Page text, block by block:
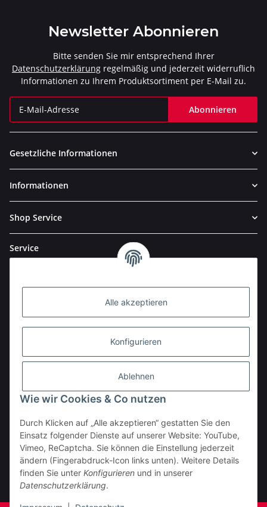
Alle akzeptieren
Konfigurieren
Ablehnen
Wie wir Cookies & Co nutzen
Durch Klicken auf „Alle akzeptieren“ gestatten Sie den
Einsatz folgender Dienste auf unserer Website: YouTube,
Vimeo, ReCaptcha. Sie können die Einstellung jederzeit
ändern (Fingerabdruck-Icon links unten). Weitere Details
finden Sie unter Konfigurieren und in unserer
Datenschutzerklärung.
Newsletter Abonnieren
Bitte senden Sie mir entsprechend Ihrer
Datenschutzerklärung regelmäßig und jederzeit widerruflich
Informationen zu Ihrem Produktsortiment per E-Mail zu.
Abonnieren
Gesetzliche Informationen
Informationen
Shop Service
Service
BESTELLHOTLINE:
(0 23 03) 983 77 27
Vertrag widerrufen
* Alle Preise inkl. gesetzlicher USt., zzgl.